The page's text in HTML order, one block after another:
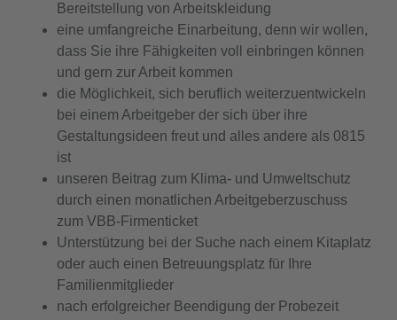
Bereitstellung von Arbeitskleidung
eine umfangreiche Einarbeitung, denn wir wollen,
dass Sie ihre Fähigkeiten voll einbringen können
und gern zur Arbeit kommen
die Möglichkeit, sich beruflich weiterzuentwickeln
bei einem Arbeitgeber der sich über ihre
Gestaltungsideen freut und alles andere als 0815
ist
unseren Beitrag zum Klima- und Umweltschutz
durch einen monatlichen Arbeitgeberzuschuss
zum VBB-Firmenticket
Unterstützung bei der Suche nach einem Kitaplatz
oder auch einen Betreuungsplatz für Ihre
Familienmitglieder
nach erfolgreicher Beendigung der Probezeit